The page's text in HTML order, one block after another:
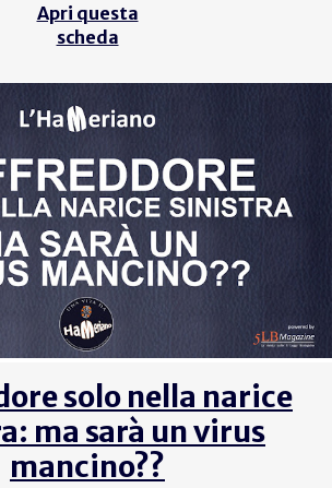
Apri questa
scheda
solo nella narice
ma sarà un virus
mancino??